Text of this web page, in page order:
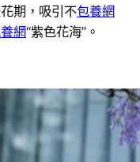
期，吸引不包養網
網“紫色花海”。